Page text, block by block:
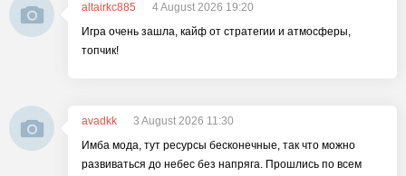
altairkc885
4 August 2026 19:20
Игра очень зашла, кайф от стратегии и атмосферы,
топчик!
avadkk
3 August 2026 11:30
Имба мода, тут ресурсы бесконечные, так что можно
развиваться до небес без напряга. Прошлись по всем